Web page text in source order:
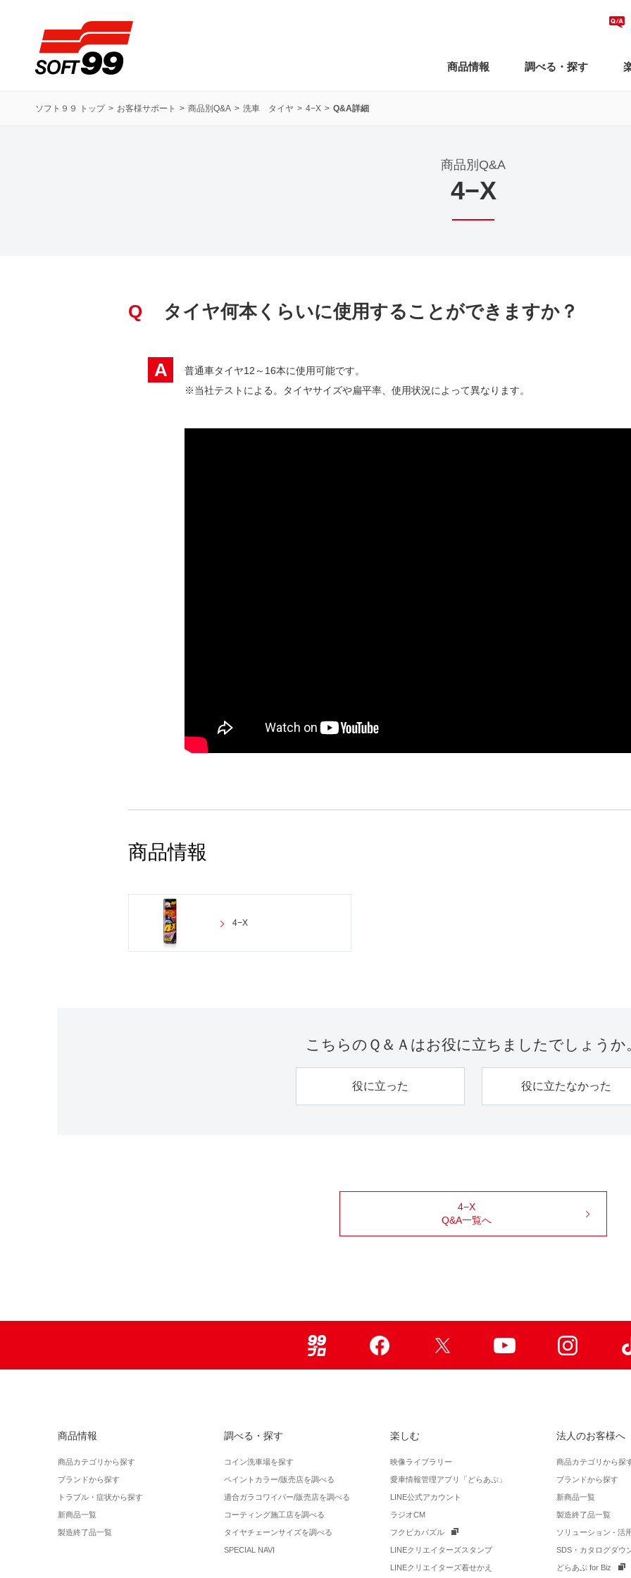
商品情報 調べる・探す
ソフト９９ トップ お客様サポート 商品別Q&A 洗車 タイヤ 4−X Q&A詳細
商品別Q&A
4−X
Q タイヤ何本くらいに使用することができますか？
A
普通車タイヤ12～16本に使用可能です。
※当社テストによる。タイヤサイズや扁平率、使用状況によって異なります。
商品情報
4−X
こちらのＱ＆Ａは お役に立ちましたでしょうか
役に立った 役に立たなかった
4−X
Q&A一覧へ
商品情報
商品カテゴリから探す
ブランドから探す
トラブル・症状から探す
新商品一覧
製造終了品一覧
調べる・探す
コイン洗車場を探す
ペイントカラー/販売店を調べる
適合ガラコワイパー/販売店を調べる
コーティング施工店を調べる
タイヤチェーンサイズを調べる
SPECIAL NAVI
楽しむ
映像ライブラリー
愛車情報管理アプリ「どらあぷ」
LINE公式アカウント
ラジオCM
フクピカパズル
LINEクリエイターズスタンプ
LINEクリエイターズ着せかえ
法人のお客様へ
商品カテゴリから探
ブランドから探す
新商品一覧
製造終了品一覧
ソリューション - 活
SDS・カタログダウ
どらあぷ for Biz